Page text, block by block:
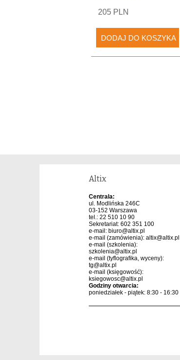
205 PLN
Altix
Centrala:
ul. Modlińska 246C
03-152 Warszawa
tel.: 22 510 10 90
Sekretariat: 602 351 100
e-mail: biuro@altix.pl
e-mail (zamówienia): altix@altix.pl
e-mail (szkolenia):
szkolenia@altix.pl
e-mail (tyflografika, wyceny):
tg@altix.pl
e-mail (księgowość):
ksiegowosc@altix.pl
Godziny otwarcia:
poniedziałek - piątek: 8:30 - 16:30